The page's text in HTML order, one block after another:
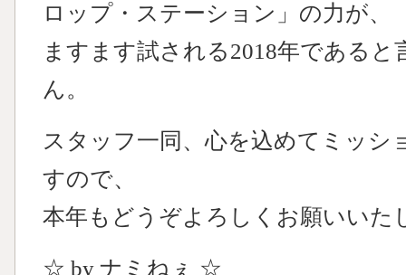
ロップ・ステーション」の力が、
ますます試される2018年である
ん。
スタッフ一同、心を込めてミッシ
すので、
本年もどうぞよろしくお願いいた
☆ by ナミねぇ ☆